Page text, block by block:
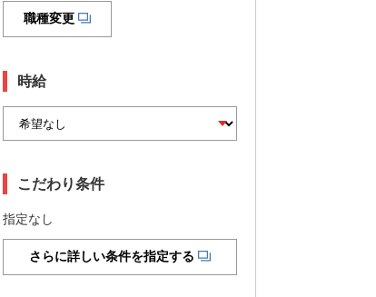
職種変更
時給
こだわり条件
指定なし
さらに詳しい条件を指定する